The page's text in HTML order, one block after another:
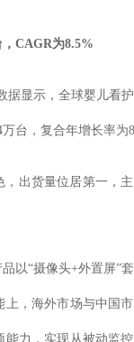
CAGR为8.5%
据显示，全球婴儿看
万台，复合年增长率为
出货量位居第一，
以“摄像头+外置屏”
，海外市场与中国
力，实现从被动监